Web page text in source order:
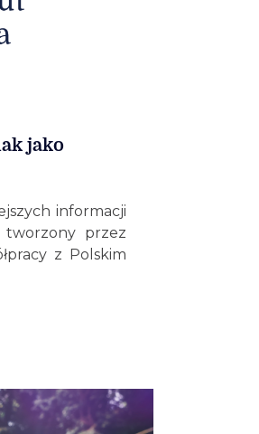
jako
informacji
przez
z Polskim